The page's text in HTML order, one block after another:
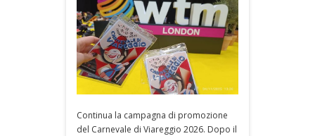
Continua la campagna di promozione
del Carnevale di Viareggio 2026. Dopo il